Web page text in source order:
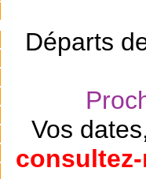
Départs
Vos